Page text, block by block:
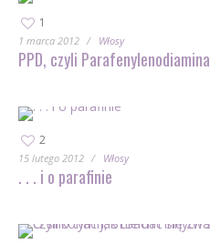
1
1 marca 2012 Włosy
PPD, czyli Parafenylenodiamina
2
15 lutego 2012 Włosy
. . . i o parafinie